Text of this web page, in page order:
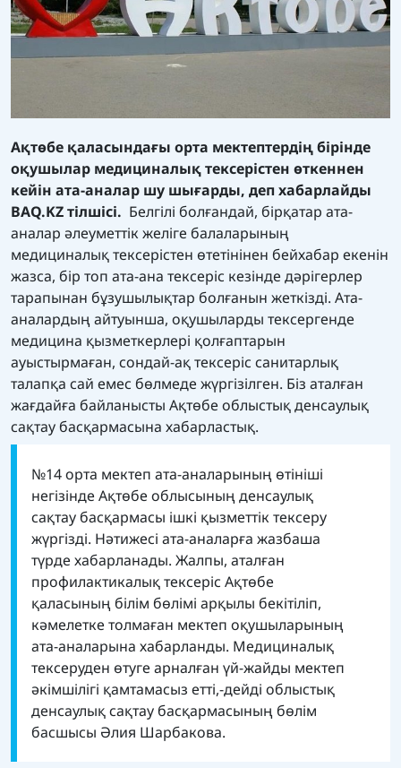
Ақтөбе қаласындағы орта мектептердің бірінде
оқушылар медициналық тексерістен өткеннен
кейін ата-аналар шу шығарды, деп хабарлайды
BAQ.KZ тілшісі. Белгілі болғандай, бірқатар ата-
аналар әлеуметтік желіге балаларының
медициналық тексерістен өтетінінен бейхабар екенін
жазса, бір топ ата-ана тексеріс кезінде дәрігерлер
тарапынан бұзушылықтар болғанын жеткізді. Ата-
аналардың айтуынша, оқушыларды тексергенде
медицина қызметкерлері қолғаптарын
ауыстырмаған, сондай-ақ тексеріс санитарлық
талапқа сай емес бөлмеде жүргізілген. Біз аталған
жағдайға байланысты Ақтөбе облыстық денсаулық
сақтау басқармасына хабарластық.
№14 орта мектеп ата-аналарының өтініші
негізінде Ақтөбе облысының денсаулық
сақтау басқармасы ішкі қызметтік тексеру
жүргізді. Нәтижесі ата-аналарға жазбаша
түрде хабарланады. Жалпы, аталған
профилактикалық тексеріс Ақтөбе
қаласының білім бөлімі арқылы бекітіліп,
кәмелетке толмаған мектеп оқушыларының
ата-аналарына хабарланды. Медициналық
тексеруден өтуге арналған үй-жайды мектеп
әкімшілігі қамтамасыз етті,-дейді облыстық
денсаулық сақтау басқармасының бөлім
басшысы Әлия Шарбакова.